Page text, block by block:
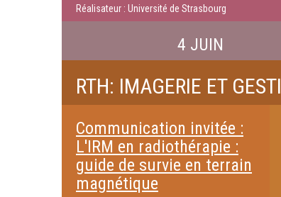
Réalisateur : Université de Strasbourg
4 JUIN
RTH: IMAGERIE ET
Communication invitée :
L'IRM en radiothérapie :
guide de survie en terrain
magnétique